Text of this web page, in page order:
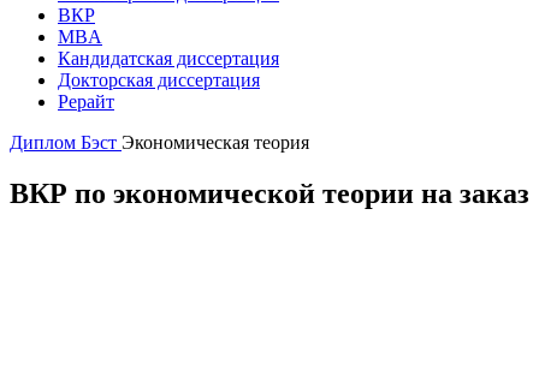
ВКР
MBA
Кандидатская диссертация
Докторская диссертация
Рерайт
Диплом Бэст Экономическая теория
ВКР по экономической теории на заказ